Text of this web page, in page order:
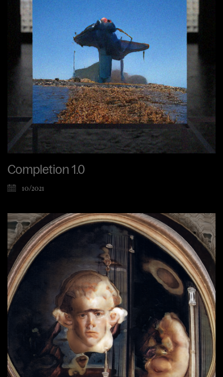
Completion 1.0
10/2021